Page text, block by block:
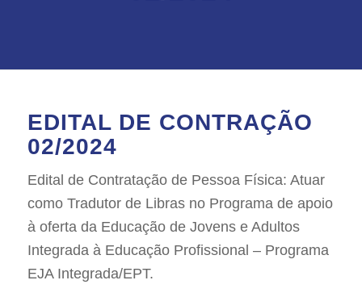
EDITAL DE CONTRAÇÃO
02/2024
Edital de Contratação de Pessoa Física: Atuar
como Tradutor de Libras no Programa de apoio
à oferta da Educação de Jovens e Adultos
Integrada à Educação Profissional – Programa
EJA Integrada/EPT.